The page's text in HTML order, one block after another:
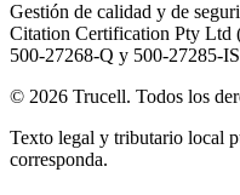
Gestión de calidad y de
Citation Certification Pty Ltd
500-27268-Q y 500-27285-
© 2026 Trucell. Todos los
Texto legal y tributario local
corresponda.